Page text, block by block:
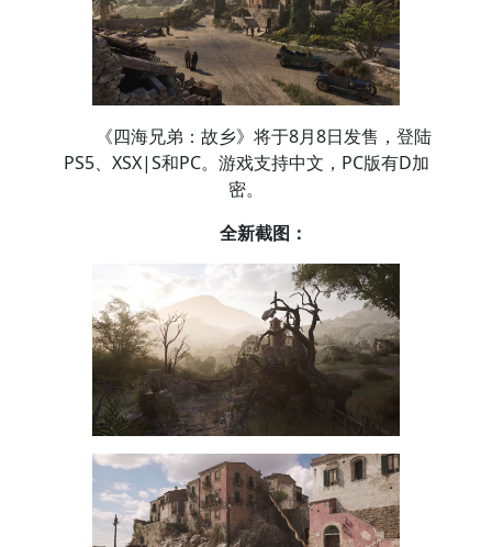
《四海兄弟：故乡》将于8月8日发售，登陆
PS5、XSX|S和PC。游戏支持中文，PC版有D加
密。
全新截图：